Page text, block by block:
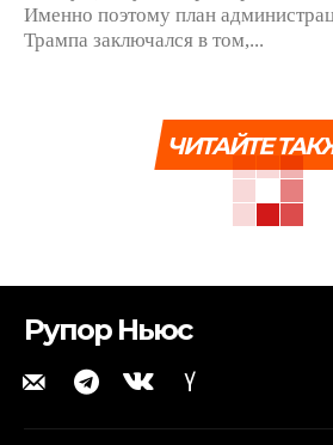
Именно поэтому план
Трампа заключался в том,...
ЧИТАЙТЕ
Рупор Ньюс